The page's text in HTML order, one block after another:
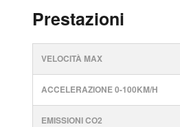
Prestazioni
VELOCITÀ MAX
ACCELERAZIONE 0-100KM/H
EMISSIONI CO2